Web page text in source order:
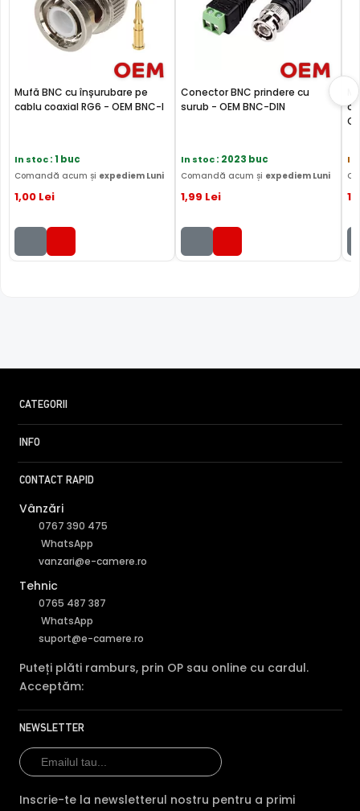
Mufă BNC cu înșurubare pe
cablu coaxial RG6 - OEM BNC-I
In stoc: 1 buc
Comandă acum și expediem Luni
1,00 Lei
Conector BNC prindere cu
surub - OEM BNC-DIN
In stoc: 2023 buc
Comandă acum și expediem Luni
1,99 Lei
In
1
CATEGORII
INFO
CONTACT RAPID
Vânzări
0767 390 475
WhatsApp
vanzari@e-camere.ro
Tehnic
0765 487 387
WhatsApp
suport@e-camere.ro
Puteți plăti ramburs, prin OP sau online cu cardul.
Acceptăm:
NEWSLETTER
Inscrie-te la newsletterul nostru pentru a primi